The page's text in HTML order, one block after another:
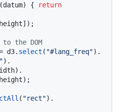
(datum) {
return
the DOM
d3. select ( "#lang_freq").
).
( "rect").